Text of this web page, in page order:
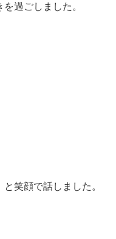
過ごしました。
笑顔で話しました。